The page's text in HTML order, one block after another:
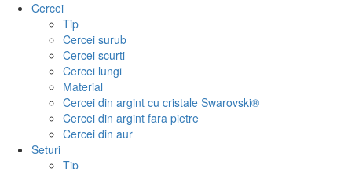
Cercei
Tip
Cercei surub
Cercei scurti
Cercei lungi
Material
Cercei din argint cu cristale Swarovski®
Cercei din argint fara pietre
Cercei din aur
Seturi
Tip